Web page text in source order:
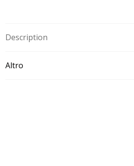
Description
Altro